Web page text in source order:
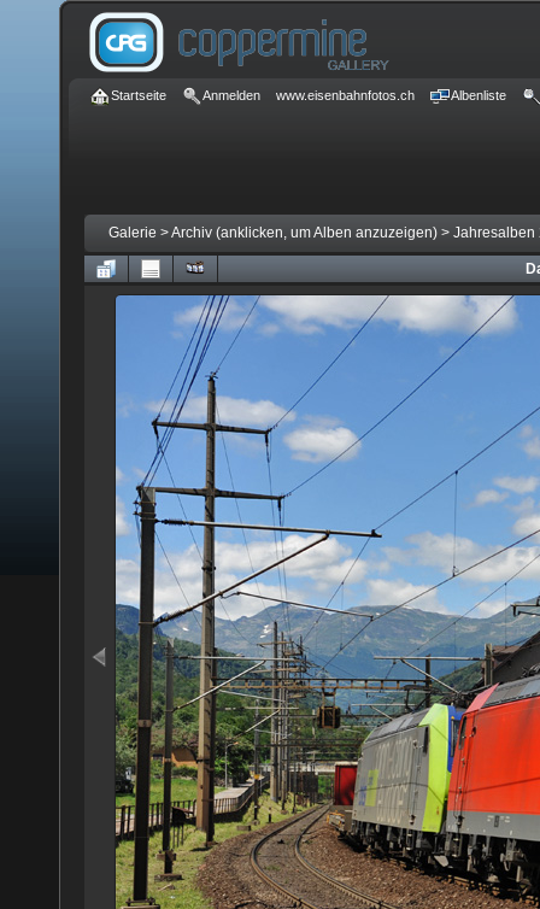
Startseite Anmelden www.eisenbahnfotos.ch Albenliste
Galerie >Archiv (anklicken, um Alben anzuzeigen) > Jahresalben